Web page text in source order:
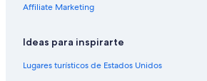
Hoteles en la playa en Centro de Denver
Hoteles familiares en Centro de Denver
Affiliate Marketing
Ideas para inspirarte
Lugares turísticos de Estados Unidos